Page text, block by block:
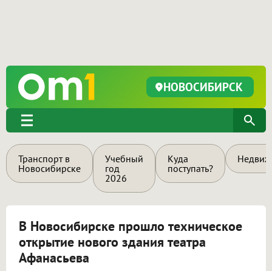
НОВОСИБИРСК
Транспорт в
Новосибирске
Учебный
год
2026
Куда
поступать?
В Новосибирске прошло техническое
открытие нового здания театра
Афанасьева